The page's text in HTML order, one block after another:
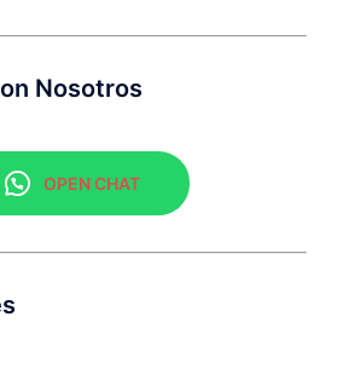
Nosotros
OPEN CHAT